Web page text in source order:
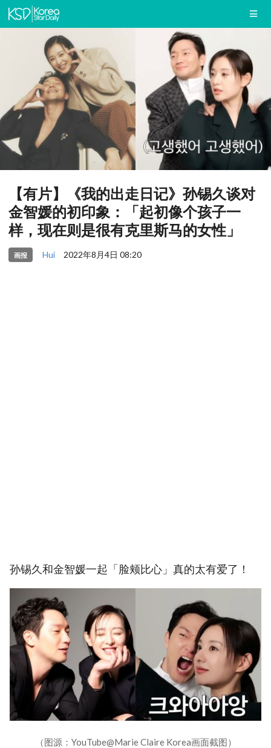
【有片】《我的出走日记》孙锡久谈对
金智媛的初印象：「起初像个孩子一
样，现在则是很有克里斯马的女性」
画报 Hui 2022年8月4日 08:20
孙锡久和金智媛一起「脸颊比心」真的太有爱了！
（图源：YouTube@Marie Claire Korea画面截图）